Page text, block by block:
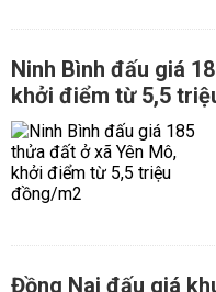
Ninh Bình đấu giá
khởi điểm từ 5,5
Đồng Nai đấu giá